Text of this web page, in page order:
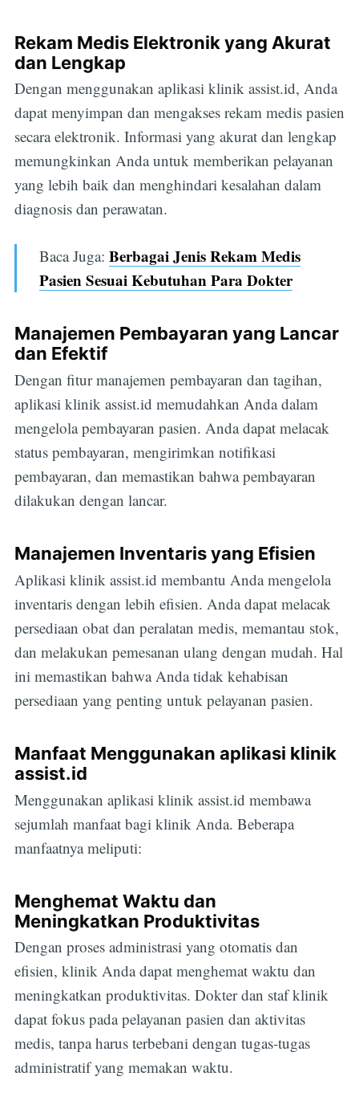
Rekam Medis Elektronik yang Akurat
dan Lengkap
Dengan menggunakan aplikasi klinik assist.id, Anda
dapat menyimpan dan mengakses rekam medis pasien
secara elektronik. Informasi yang akurat dan lengkap
memungkinkan Anda untuk memberikan pelayanan
yang lebih baik dan menghindari kesalahan dalam
diagnosis dan perawatan.
Baca Juga:Berbagai Jenis Rekam Medis
Pasien Sesuai Kebutuhan Para Dokter
Manajemen Pembayaran yang Lancar
dan Efektif
Dengan fitur manajemen pembayaran dan tagihan,
aplikasi klinik assist.id memudahkan Anda dalam
mengelola pembayaran pasien. Anda dapat melacak
status pembayaran, mengirimkan notifikasi
pembayaran, dan memastikan bahwa pembayaran
dilakukan dengan lancar.
Manajemen Inventaris yang Efisien
Aplikasi klinik assist.id membantu Anda mengelola
inventaris dengan lebih efisien. Anda dapat melacak
persediaan obat dan peralatan medis, memantau stok,
dan melakukan pemesanan ulang dengan mudah. Hal
ini memastikan bahwa Anda tidak kehabisan
persediaan yang penting untuk pelayanan pasien.
Manfaat Menggunakan aplikasi klinik
assist.id
Menggunakan aplikasi klinik assist.id membawa
sejumlah manfaat bagi klinik Anda. Beberapa
manfaatnya meliputi:
Menghemat Waktu dan
Meningkatkan Produktivitas
Dengan proses administrasi yang otomatis dan
efisien, klinik Anda dapat menghemat waktu dan
meningkatkan produktivitas. Dokter dan staf klinik
dapat fokus pada pelayanan pasien dan aktivitas
medis, tanpa harus terbebani dengan tugas-tugas
administratif yang memakan waktu.